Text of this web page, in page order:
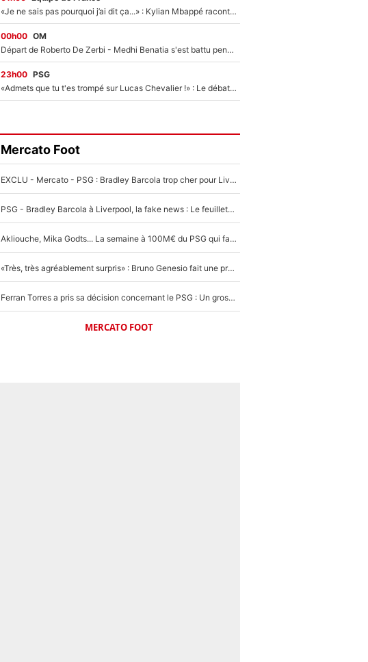
«Je ne sais pas pourquoi j’ai dit ça...» : Kylian Mbappé raconte sa première rencontre avec Zinédine Zidane (et c’est très drôle)
00h00 OM
Départ de Roberto De Zerbi - Medhi Benatia s'est battu pendant six mois pour le retenir à l'OM, le PSG a été le naufrage de trop : «Je pars avec toi»
23h00 PSG
«Admets que tu t'es trompé sur Lucas Chevalier !» : Le débat sur le gardien du PSG vire au clash à l'After Foot
Mercato Foot
EXCLU - Mercato - PSG : Bradley Barcola trop cher pour Liverpool
PSG - Bradley Barcola à Liverpool, la fake news : Le feuilleton continue !
Akliouche, Mika Godts... La semaine à 100M€ du PSG qui fait basculer le mercato du PSG !
«Très, très agréablement surpris» : Bruno Genesio fait une promesse pour la suite du mercato de l’OM et rassure les supporters
Ferran Torres a pris sa décision concernant le PSG : Un gros club étranger prêt à relancer le feuilleton pour la signature du champion du monde 2026 !
MERCATO FOOT